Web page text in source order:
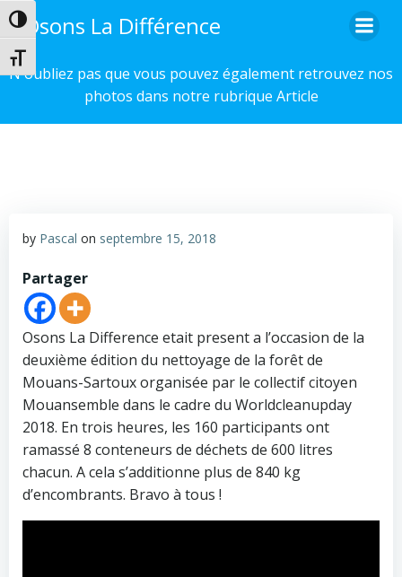
Passer en contraste élevé
Changer la taille de la police
au
Osons La Différence
N'oubliez pas que vous pouvez également retrouvez nos
photos dans notre rubrique Article
by Pascal on septembre 15, 2018
Partager
Osons La Difference etait present a l’occasion de la
deuxième édition du nettoyage de la forêt de
Mouans-Sartoux organisée par le collectif citoyen
Mouansemble dans le cadre du Worldcleanupday
2018. En trois heures, les 160 participants ont
ramassé 8 conteneurs de déchets de 600 litres
chacun. A cela s’additionne plus de 840 kg
d’encombrants. Bravo à tous !